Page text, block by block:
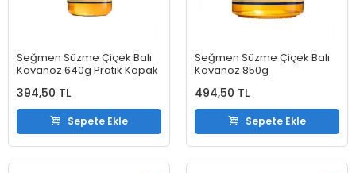
Seğmen Süzme Çiçek Balı
Kavanoz 640g Pratik Kapak
394,50 TL
Sepete Ekle
Seğmen Süzme Çiçek Balı
Kavanoz 850g
494,50 TL
Sepete Ekle